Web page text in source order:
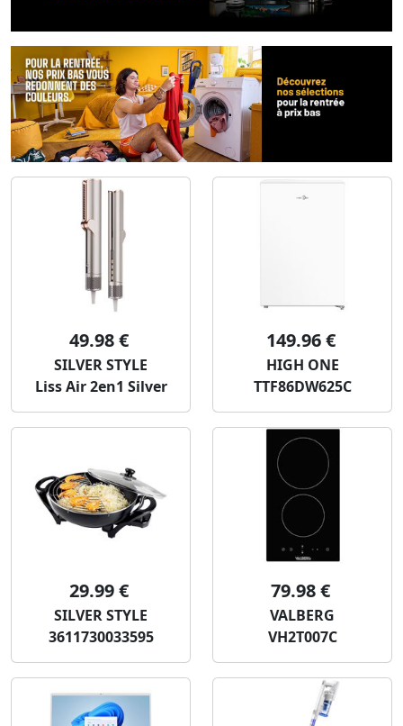
49.98 €
SILVER STYLE
Liss Air 2en1 Silver
149.96 €
HIGH ONE
TTF86DW625C
29.99 €
SILVER STYLE
3611730033595
79.98 €
VALBERG
VH2T007C